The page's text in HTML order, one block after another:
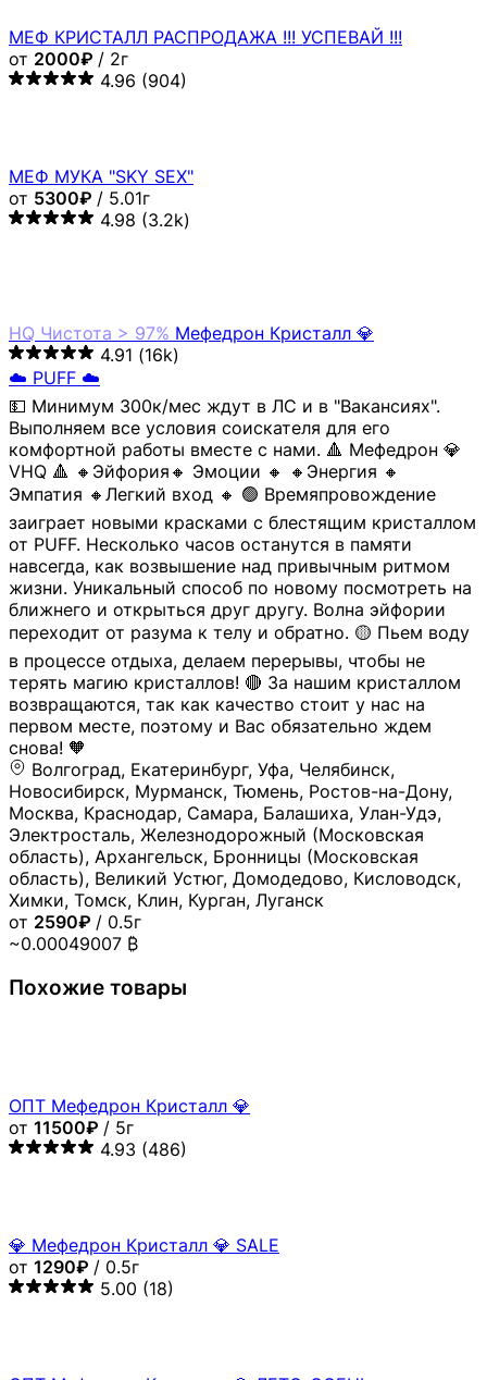
МЕФ КРИСТАЛЛ РАСПРОДАЖА !!! УСПЕВАЙ !!!
от 2000₽ / 2г
4.96 (904)
МЕФ МУКА "SKY SEX"
от 5300₽ / 5.01г
4.98 (3.2k)
HQ Чистота > 97% Мефедрон Кристалл 💎
4.91 (16k)
☁️ PUFF ☁️
💵 Минимум 300к/мес ждут в ЛС и в "Вакансиях".
Выполняем все условия соискателя для его
комфортной работы вместе с нами. 🔺 Мефедрон 💎
VHQ 🔺 🔸Эйфория🔸 Эмоции 🔸 🔸Энергия 🔸
Эмпатия 🔸Легкий вход 🔸 🟢 Времяпровождение
заиграет новыми красками с блестящим кристаллом
от PUFF. Несколько часов останутся в памяти
навсегда, как возвышение над привычным ритмом
жизни. Уникальный способ по новому посмотреть на
ближнего и открыться друг другу. Волна эйфории
переходит от разума к телу и обратно. 🟡 Пьем воду
в процессе отдыха, делаем перерывы, чтобы не
терять магию кристаллов! 🔴 За нашим кристаллом
возвращаются, так как качество стоит у нас на
первом месте, поэтому и Вас обязательно ждем
снова! 🧡
Волгоград, Екатеринбург, Уфа, Челябинск,
Новосибирск, Мурманск, Тюмень, Ростов-на-Дону,
Москва, Краснодар, Самара, Балашиха, Улан-Удэ,
Электросталь, Железнодорожный (Московская
область), Архангельск, Бронницы (Московская
область), Великий Устюг, Домодедово, Кисловодск,
Химки, Томск, Клин, Курган, Луганск
от 2590₽ / 0.5г
~0.00049007 ₿
Похожие товары
ОПТ Мефедрон Кристалл 💎
от 11500₽ / 5г
4.93 (486)
💎 Мефедрон Кристалл 💎 SALE
от 1290₽ / 0.5г
5.00 (18)